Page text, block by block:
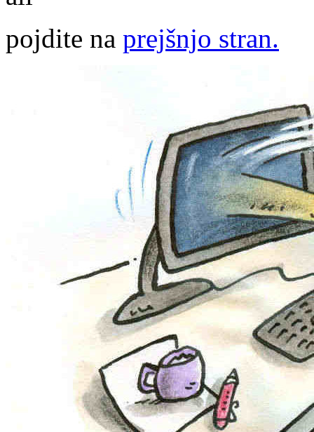
pojdite na prejšnjo stran.